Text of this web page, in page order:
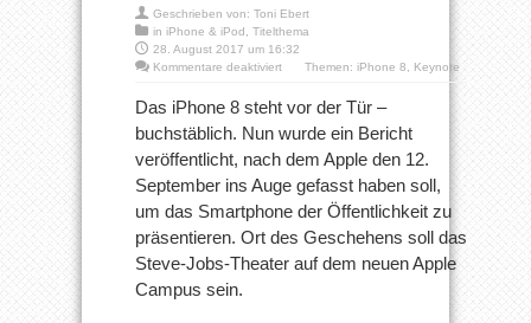
Geschrieben von: Toni Ebert
in iPhone & iPod
Titelthema
28. August 2017 um 16:32
Kommentare deaktiviertfür
Keynote
soll
12.
September
steigen
Themen: iPhone 8 Keynote
Das iPhone 8 steht vor der Tür –
buchstäblich. Nun wurde ein Bericht
veröffentlicht, nach dem Apple den 12.
September ins Auge gefasst haben soll,
um das Smartphone der Öffentlichkeit zu
präsentieren. Ort des Geschehens soll das
Steve-Jobs-Theater auf dem neuen Apple
Campus sein.